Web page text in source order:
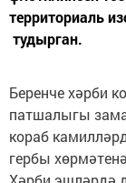
территориаль
тудырган.
Беренче хәрби
патшалыгы
кораб
гербы